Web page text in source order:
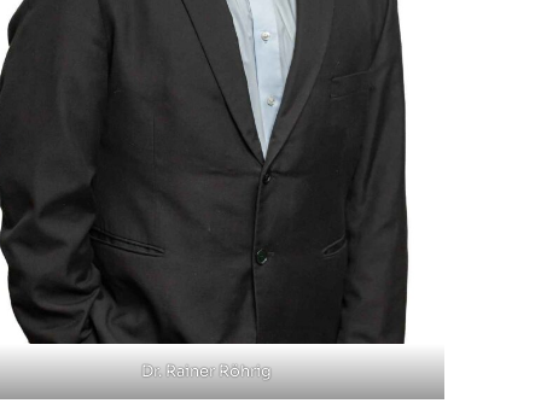
Dr. Rainer Röhrig